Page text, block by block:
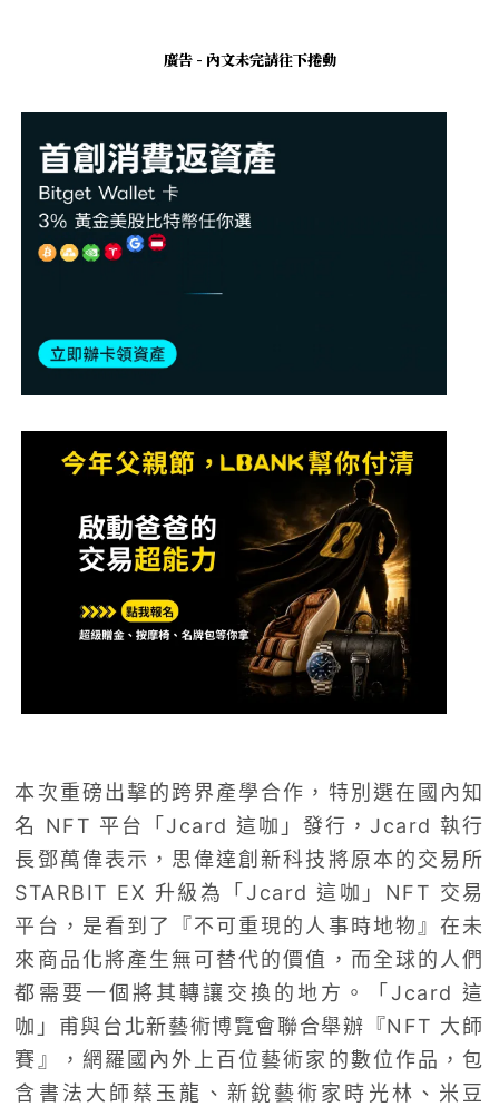
廣告 - 內文未完請往下捲動
本次重磅出擊的跨界產學合作，特別選在國內知
名 NFT 平台「Jcard 這咖」發行，Jcard 執行
長鄧萬偉表示，思偉達創新科技將原本的交易所
STARBIT EX 升級為「Jcard 這咖」NFT 交易
平台，是看到了『不可重現的人事時地物』在未
來商品化將產生無可替代的價值，而全球的人們
都需要一個將其轉讓交換的地方。「Jcard 這
咖」甫與台北新藝術博覽會聯合舉辦『NFT 大師
賽』，網羅國內外上百位藝術家的數位作品，包
含書法大師蔡玉龍、新銳藝術家時光林、米豆